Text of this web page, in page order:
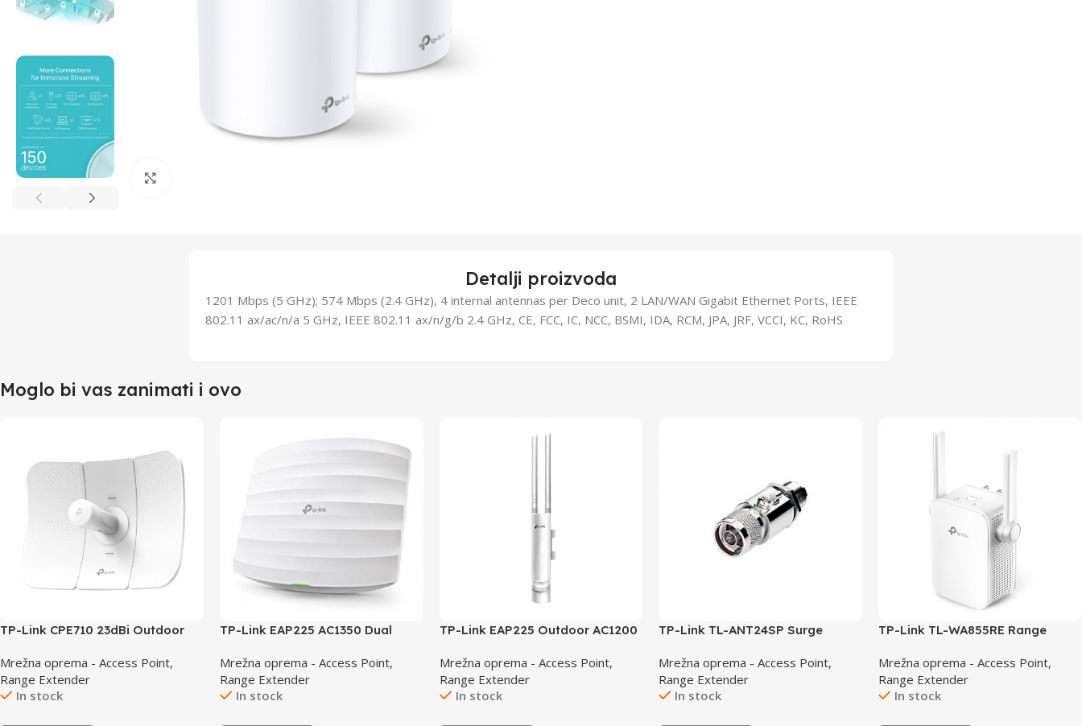
Detalji proizvoda
1201 Mbps (5 GHz); 574 Mbps (2.4 GHz), 4 internal antennas per Deco unit, 2 LAN/WAN Gigabit Ethernet Ports, IEEE
802.11 ax/ac/n/a 5 GHz, IEEE 802.11 ax/n/g/b 2.4 GHz, CE, FCC, IC, NCC, BSMI, IDA, RCM, JPA, JRF, VCCI, KC, RoHS
Moglo bi vas zanimati i ovo
TP-Link CPE710 23dBi Outdoor
Mrežna oprema - Access Point,
Range Extender
In stock
TP-Link EAP225 AC1350 Dual
Mrežna oprema - Access Point,
Range Extender
In stock
TP-Link EAP225 Outdoor AC1200
In/Outdoor access point
Mrežna oprema - Access Point,
Range Extender
In stock
TP-Link TL-ANT24SP Surge
Mrežna oprema - Access Point,
Range Extender
In stock
TP-Link TL-WA855RE Range
Mrežna oprema - Access Point,
Range Extender
In stock